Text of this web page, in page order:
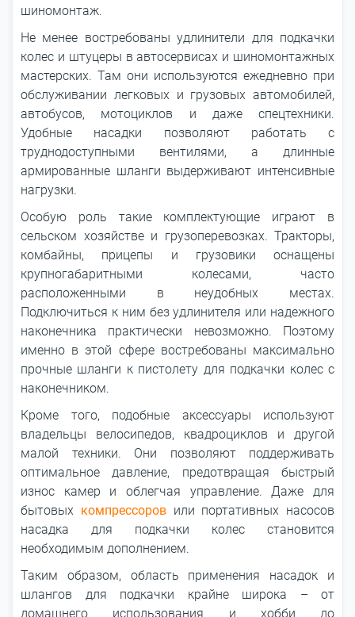
шиномонтаж.
Не менее востребованы удлинители для подкачки
колес и штуцеры в автосервисах и шиномонтажных
мастерских. Там они используются ежедневно при
обслуживании легковых и грузовых автомобилей,
автобусов, мотоциклов и даже спецтехники.
Удобные насадки позволяют работать с
труднодоступными вентилями, а длинные
армированные шланги выдерживают интенсивные
нагрузки.
Особую роль такие комплектующие играют в
сельском хозяйстве и грузоперевозках. Тракторы,
комбайны, прицепы и грузовики оснащены
крупногабаритными колесами, часто
расположенными в неудобных местах.
Подключиться к ним без удлинителя или надежного
наконечника практически невозможно. Поэтому
именно в этой сфере востребованы максимально
прочные шланги к пистолету для подкачки колес с
наконечником.
Кроме того, подобные аксессуары используют
владельцы велосипедов, квадроциклов и другой
малой техники. Они позволяют поддерживать
оптимальное давление, предотвращая быстрый
износ камер и облегчая управление. Даже для
бытовых компрессоровили портативных насосов
насадка для подкачки колес становится
необходимым дополнением.
Таким образом, область применения насадок и
шлангов для подкачки крайне широка – от
домашнего использования и хобби до